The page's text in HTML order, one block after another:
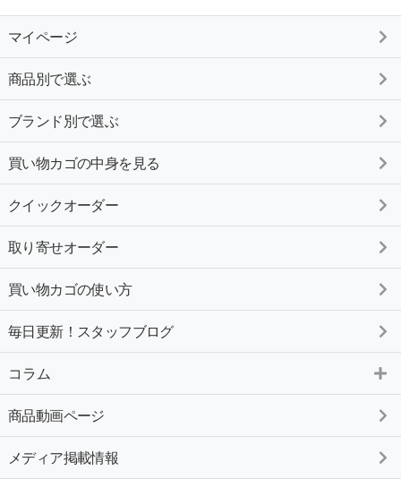
マイページ
商品別で選ぶ
ブランド別で選ぶ
買い物カゴの中身を見る
クイックオーダー
取り寄せオーダー
買い物カゴの使い方
毎日更新！スタッフブログ
コラム
商品動画ページ
メディア掲載情報